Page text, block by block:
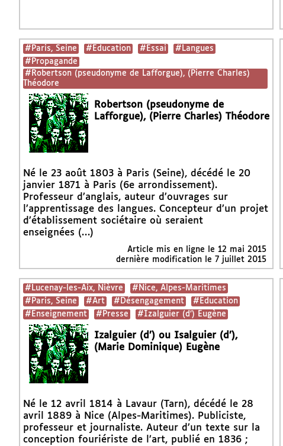
#Paris, Seine #Education #Essai
#Langues
#Propagande
#Robertson (pseudonyme de Lafforgue), (Pierre Charles)
Théodore
Robertson (pseudonyme de
Lafforgue), (Pierre Charles) Théodore
Né le 23 août 1803 à Paris (Seine), décédé le 20
janvier 1871 à Paris (6e arrondissement).
Professeur d’anglais, auteur d’ouvrages sur
l’apprentissage des langues. Concepteur d’un projet
d’établissement sociétaire où seraient
enseignées (…)
Article mis en ligne le 12 mai 2015
dernière modification le 7 juillet 2015
#Lucenay-les-Aix, Nièvre
#Nice, Alpes-Maritimes
#Paris, Seine
#Art #Désengagement
#Education
#Enseignement
#Presse #Izalguier (d’) Eugène
Izalguier (d’) ou Isalguier (d’),
(Marie Dominique) Eugène
Né le 12 avril 1814 à Lavaur (Tarn), décédé le 28
avril 1889 à Nice (Alpes-Maritimes). Publiciste,
professeur et journaliste. Auteur d’un texte sur la
conception fouriériste de l’art, publié en 1836 ;